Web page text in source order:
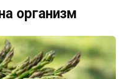
организм